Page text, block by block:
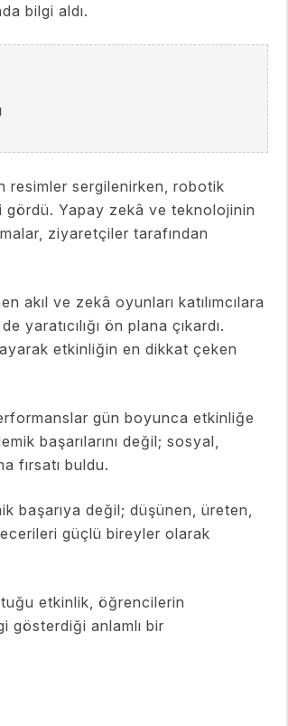
bilgi aldı.
resimler sergilenirken, robotik
gördü. Yapay zekâ ve teknolojinin
ziyaretçiler tarafından
akıl ve zekâ oyunları katılımcılara
yaratıcılığı ön plana çıkardı.
etkinliğin en dikkat çeken
gün boyunca etkinliğe
başarılarını değil; sosyal,
fırsatı buldu.
başarıya değil; düşünen, üreten,
güçlü bireyler olarak
etkinlik, öğrencilerin
gösterdiği anlamlı bir